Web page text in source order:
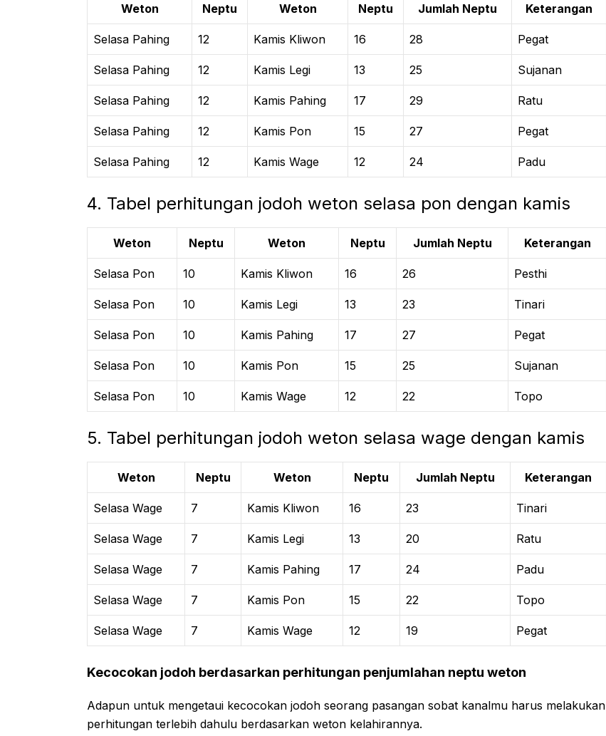
Weton Neptu Weton Neptu Jumlah Neptu Keterangan
Selasa Pahing 12 Kamis Kliwon 16 28 Pegat
Selasa Pahing 12 Kamis Legi 13 25 Sujanan
Selasa Pahing 12 Kamis Pahing 17 29 Ratu
Selasa Pahing 12 Kamis Pon 15 27 Pegat
Selasa Pahing 12 Kamis Wage 12 24 Padu
4. Tabel perhitungan jodoh weton selasa pon dengan kamis
Weton Neptu Weton Neptu Jumlah Neptu Keterangan
Selasa Pon 10 Kamis Kliwon 16 26 Pesthi
Selasa Pon 10 Kamis Legi 13 23 Tinari
Selasa Pon 10 Kamis Pahing 17 27 Pegat
Selasa Pon 10 Kamis Pon 15 25 Sujanan
Selasa Pon 10 Kamis Wage 12 22 Topo
5. Tabel perhitungan jodoh weton selasa wage dengan kamis
Weton Neptu Weton Neptu Jumlah Neptu Keterangan
Selasa Wage 7 Kamis Kliwon 16 23 Tinari
Selasa Wage 7 Kamis Legi 13 20 Ratu
Selasa Wage 7 Kamis Pahing 17 24 Padu
Selasa Wage 7 Kamis Pon 15 22 Topo
Selasa Wage 7 Kamis Wage 12 19 Pegat
Kecocokan jodoh berdasarkan perhitungan penjumlahan neptu weton
Adapun untuk mengetaui kecocokan jodoh seorang pasangan sobat kanalmu harus melakukan
perhitungan terlebih dahulu berdasarkan weton kelahirannya.